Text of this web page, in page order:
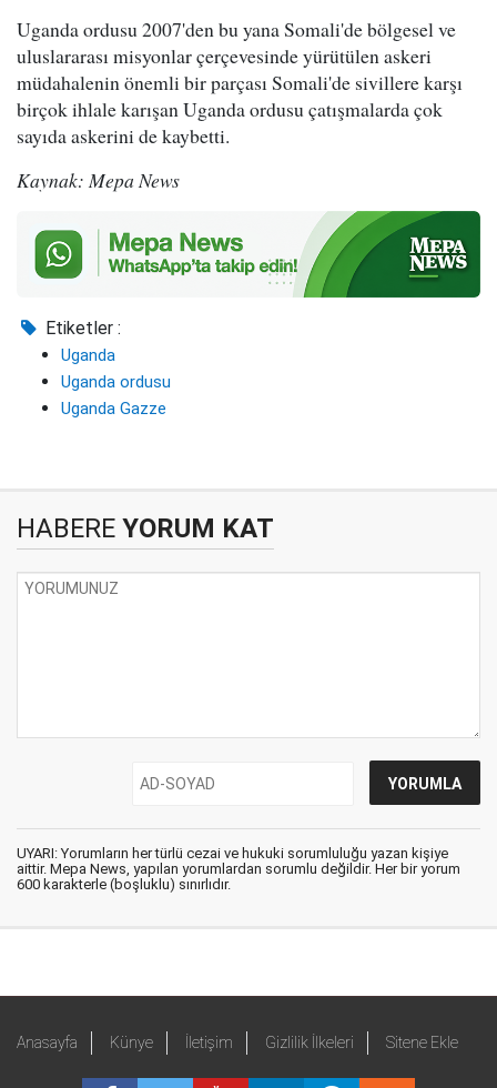
Uganda ordusu 2007'den bu yana Somali'de bölgesel ve
uluslararası misyonlar çerçevesinde yürütülen askeri
müdahalenin önemli bir parçası Somali'de sivillere karşı
birçok ihlale karışan Uganda ordusu çatışmalarda çok
sayıda askerini de kaybetti.
Kaynak: Mepa News
Etiketler :
Uganda
Uganda ordusu
Uganda Gazze
HABERE YORUM KAT
UYARI: Yorumların her türlü cezai ve hukuki sorumluluğu yazan kişiye
aittir. Mepa News, yapılan yorumlardan sorumlu değildir. Her bir yorum
600 karakterle (boşluklu) sınırlıdır.
Anasayfa Künye İletişim Gizlilik İlkeleri Sitene Ekle